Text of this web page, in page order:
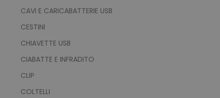
CAVI E CARICABATTERIE USB
CESTINI
CHIAVETTE USB
CIABATTE E INFRADITO
CLIP
COLTELLI